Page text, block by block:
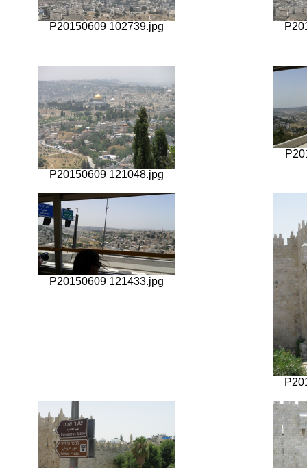
P20150609 102739.jpg
P20150609 121048.jpg
P20150609 121433.jpg